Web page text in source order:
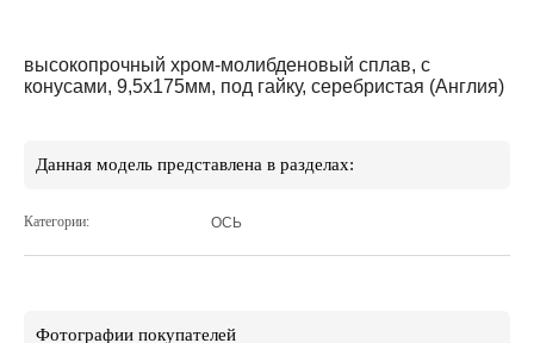
высокопрочный хром-молибденовый сплав, с
конусами, 9,5х175мм, под гайку, серебристая (Англия)
Данная модель представлена в разделах:
Категории: ОСЬ
Фотографии покупателей